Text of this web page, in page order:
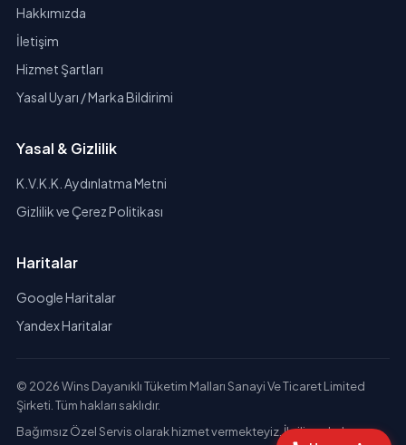
Hakkımızda
İletişim
Hizmet Şartları
Yasal Uyarı / Marka Bildirimi
Yasal & Gizlilik
K.V.K.K. Aydınlatma Metni
Gizlilik ve Çerez Politikası
Haritalar
Google Haritalar
Yandex Haritalar
© 2026 Wins Dayanıklı Tüketim Malları Sanayi Ve Ticaret Limited
Şirketi. Tüm hakları saklıdır.
Bağımsız Özel Servis olarak hizmet vermekteyiz. İlgili markaların